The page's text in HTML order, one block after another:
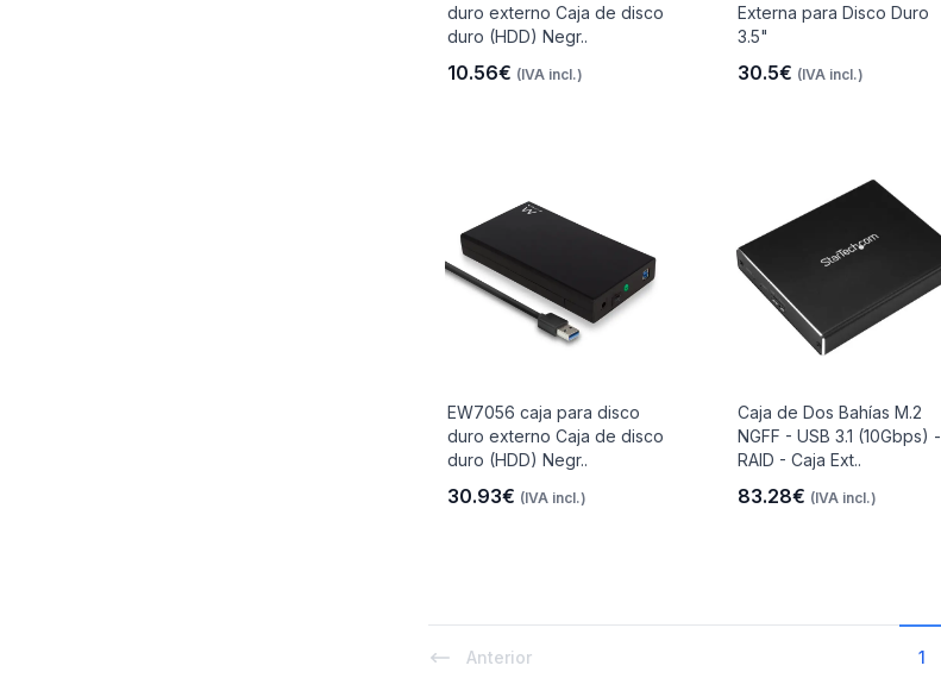
duro externo Caja de disco
duro (HDD) Negr..
10.56€ (IVA incl.)
Externa para Disco Duro
3.5"
30.5€ (IVA incl.)
EW7056 caja para disco
duro externo Caja de disco
duro (HDD) Negr..
30.93€ (IVA incl.)
Caja de Dos Bahías M.2
NGFF - USB 3.1 (10Gbps) -
RAID - Caja Ext..
83.28€ (IVA incl.)
Anterior 1